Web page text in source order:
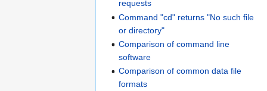
requests
Command "cd" returns "No such file
or directory"
Comparison of command line
software
Comparison of common data file
formats